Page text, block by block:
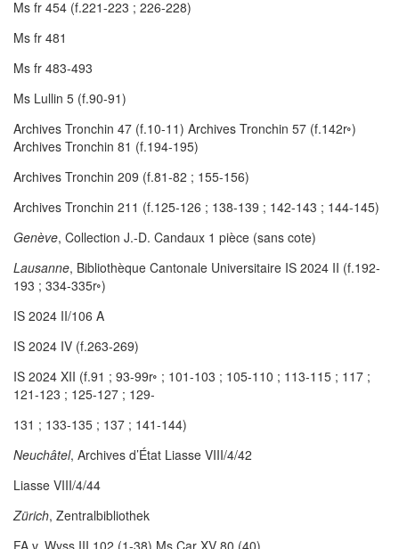
Ms fr 454 (f.221-223 ; 226-228)
Ms fr 481
Ms fr 483-493
Ms Lullin 5 (f.90-91)
Archives Tronchin 47 (f.10-11) Archives Tronchin 57 (f.142r◦)
Archives Tronchin 81 (f.194-195)
Archives Tronchin 209 (f.81-82 ; 155-156)
Archives Tronchin 211 (f.125-126 ; 138-139 ; 142-143 ; 144-145)
Genève, Collection J.-D. Candaux 1 pièce (sans cote)
Lausanne, Bibliothèque Cantonale Universitaire IS 2024 II (f.192-
193 ; 334-335r◦)
IS 2024 II/106 A
IS 2024 IV (f.263-269)
IS 2024 XII (f.91 ; 93-99r◦ ; 101-103 ; 105-110 ; 113-115 ; 117 ;
121-123 ; 125-127 ; 129-
131 ; 133-135 ; 137 ; 141-144)
Neuchâtel, Archives d’État Liasse VIII/4/42
Liasse VIII/4/44
Zürich, Zentralbibliothek